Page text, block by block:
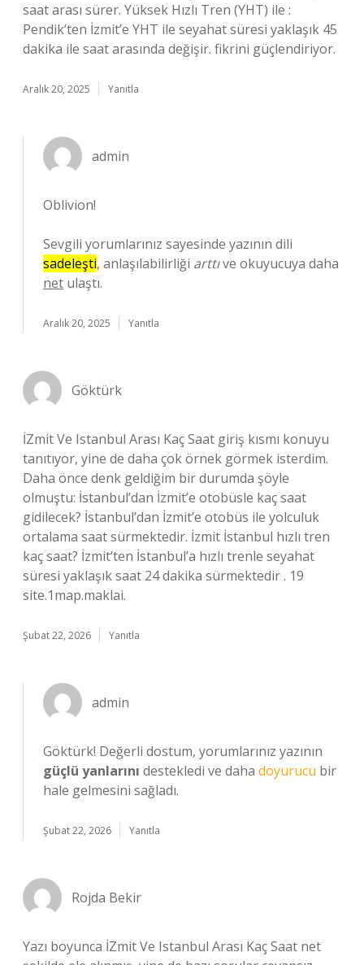
saat arası sürer. Yüksek Hızlı Tren (YHT) ile :
Pendik’ten İzmit’e YHT ile seyahat süresi yaklaşık 45
dakika ile saat arasında değişir. fikrini güçlendiriyor.
Aralık 20, 2025 Yanıtla
admin
Oblivion!
Sevgili yorumlarınız sayesinde yazının dili
sadeleşti, anlaşılabilirliği arttıve okuyucuya daha
net ulaştı.
Aralık 20, 2025 Yanıtla
Göktürk
İZmit Ve Istanbul Arası Kaç Saat giriş kısmı konuyu
tanıtıyor, yine de daha çok örnek görmek isterdim.
Daha önce denk geldiğim bir durumda şöyle
olmuştu: İstanbul’dan İzmit’e otobüsle kaç saat
gidilecek? İstanbul’dan İzmit’e otobüs ile yolculuk
ortalama saat sürmektedir. İzmit İstanbul hızlı tren
kaç saat? İzmit’ten İstanbul’a hızlı trenle seyahat
süresi yaklaşık saat 24 dakika sürmektedir . 19
site.1map.maklai.
Şubat 22, 2026 Yanıtla
admin
Göktürk! Değerli dostum, yorumlarınız yazının
güçlü yanlarını destekledi ve daha doyurucu bir
hale gelmesini sağladı.
Şubat 22, 2026 Yanıtla
Rojda Bekir
Yazı boyunca İZmit Ve Istanbul Arası Kaç Saat net